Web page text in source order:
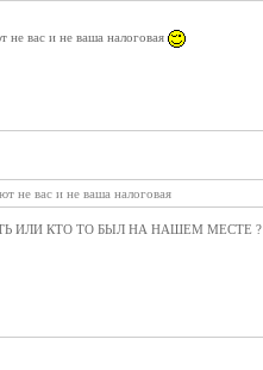
не вас и не ваша налоговая
не вас и не ваша налоговая
ИЛИ КТО ТО БЫЛ НА НАШЕМ МЕСТЕ ?